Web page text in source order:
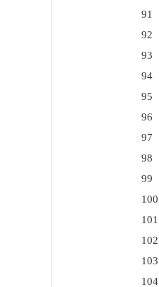
91
92
93
94
95
96
97
98
99
100
101
102
103
104